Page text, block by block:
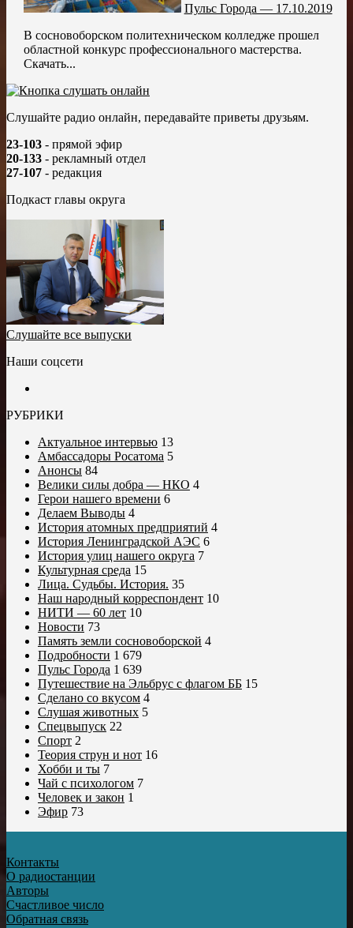
Пульс Города — 17.10.2019
В сосновоборском политехническом колледже прошел
областной конкурс профессионального мастерства.
Скачать...
Слушайте радио онлайн, передавайте приветы друзьям.
23-103 - прямой эфир
20-133 - рекламный отдел
27-107 - редакция
Подкаст главы округа
Слушайте все выпуски
Наши соцсети
РУБРИКИ
Актуальное интервью 13
Амбассадоры Росатома 5
Анонсы 84
Велики силы добра — НКО 4
Герои нашего времени 6
Делаем Выводы 4
История атомных предприятий 4
История Ленинградской АЭС 6
История улиц нашего округа 7
Культурная среда 15
Лица. Судьбы. История. 35
Наш народный корреспондент 10
НИТИ — 60 лет 10
Новости 73
Память земли сосновоборской 4
Подробности 1 679
Пульс Города 1 639
Путешествие на Эльбрус с флагом ББ 15
Сделано со вкусом 4
Слушая животных 5
Спецвыпуск 22
Спорт 2
Теория струн и нот 16
Хобби и ты 7
Чай с психологом 7
Человек и закон 1
Эфир 73
Контакты
О радиостанции
Авторы
Счастливое число
Обратная связь